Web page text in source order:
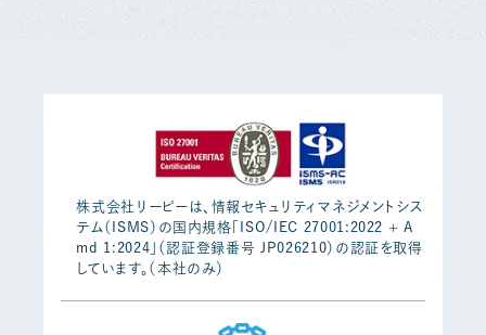
株式会社リーピーは、情報セキュリティマネジメントシス
テム（ISMS）の国内規格「ISO/IEC 27001:2022 + A
md 1:2024」（認証登録番号 JP026210）の認証を取得
しています。（本社のみ）